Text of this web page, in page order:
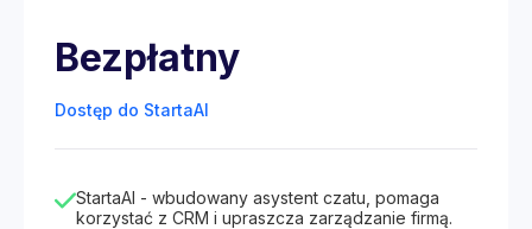
Bezpłatny
Dostęp do StartaAI
StartaAI - wbudowany asystent czatu, pomaga
korzystać z CRM i upraszcza zarządzanie firmą.